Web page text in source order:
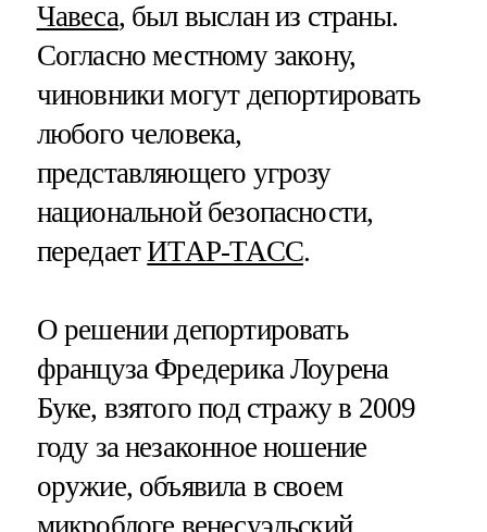
Чавеса, был выслан из страны.
Согласно местному закону,
чиновники могут депортировать
любого человека,
представляющего угрозу
национальной безопасности,
передаетИТАР-ТАСС.
О решении депортировать
француза Фредерика Лоурена
Буке, взятого под стражу в 2009
году за незаконное ношение
оружие, объявила в своем
микроблоге венесуэльский